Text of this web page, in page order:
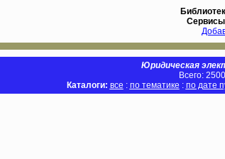
Сервисы
Юридическая
Всего:
Каталоги: все : по тематике : по дате